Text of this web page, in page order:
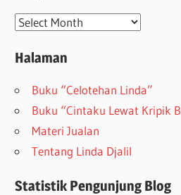
Arsip
Halaman
Buku “Celotehan Linda”
Buku “Cintaku Lewat Kripik
Materi Jualan
Tentang Linda Djalil
Statistik Pengunjung Blog